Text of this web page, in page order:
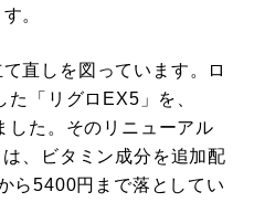
。
直しを図っています。ロ
「リグロEX5」を、
した。そのリニューアル
、ビタミン成分を追加配
ら5400円まで落としてい